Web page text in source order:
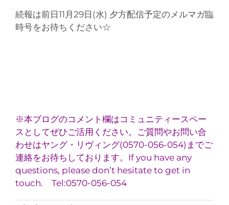
続報は前日11月29日(水) 夕方配信予定のメルマガ臨
時号をお待ちください☆
※本ブログのコメント欄はコミュニティースペー
スとしてぜひご活用ください。ご質問やお問い合
わせはヤング・リヴィング(0570-056-054)までご
連絡をお待ちしております。If you have any
questions, please don’t hesitate to get in
touch. Tel:0570-056-054